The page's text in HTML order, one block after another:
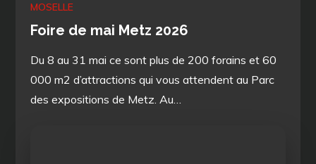
MOSELLE
Foire de mai Metz 2026
Du 8 au 31 mai ce sont plus de 200 forains et 60
000 m2 d’attractions qui vous attendent au Parc
des expositions de Metz. Au…